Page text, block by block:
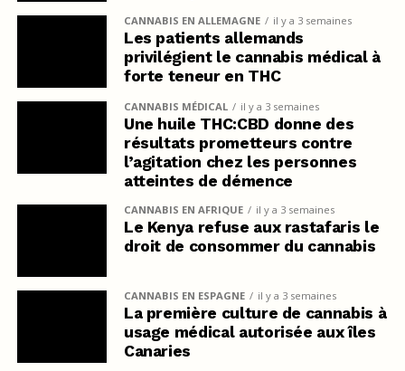
CANNABIS EN ALLEMAGNE il y a 3 semaines
Les patients allemands
privilégient le cannabis médical à
forte teneur en THC
CANNABIS MÉDICAL il y a 3 semaines
Une huile THC:CBD donne des
résultats prometteurs contre
l’agitation chez les personnes
atteintes de démence
CANNABIS EN AFRIQUE il y a 3 semaines
Le Kenya refuse aux rastafaris le
droit de consommer du cannabis
CANNABIS EN ESPAGNE il y a 3 semaines
La première culture de cannabis à
usage médical autorisée aux îles
Canaries